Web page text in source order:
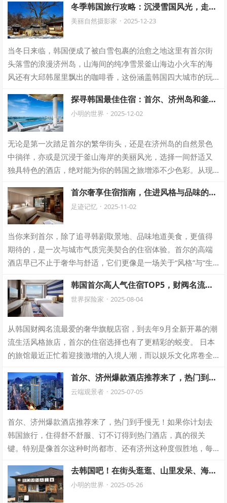
冬季韩国旅行攻略：沉浸雪国风光，走进
韩剧同款场景
美丽自然摄影家 · 2025-12-23
当冬日来临，韩国便成了被白雪包裹的治愈之地这里有首尔街
头落雪的浪漫济州岛，山海间的纯净雪景釜山海边小火车的海
风还有大邱韩屋里飘出的咖啡香，这份涵盖韩国四大城市的玩
探寻韩国最佳住宿：首尔、济州岛和釜山
精选酒店推荐
小明的世界 · 2025-12-02
无论是第一次踏足首尔的繁华街头，还是在济州岛的自然景色
中徜徉，亦或是沉浸于釜山海岸的美丽风光，选择一间舒适又
独具特色的酒店，绝对能为你的韩国之旅增添不少色彩。从现
首尔奢享住宿指南，住进风格与品味的象
征
足迹记忆 · 2025-11-02
当你来到首尔，除了追寻韩剧取景地、品味地道美食，更值得
期待的，是一次与城市气质完美契合的住宿体验。首尔的高端
酒店早已不止于奢华与舒适，它们更像是一场关于“风格”与“生
韩国首尔高人气住宿TOP5，财阀名流都
在住的酒店
世界探险家 · 2025-08-04
从韩国财阀名流最爱的奢华旗舰店宿，到去年9月全新开幕的潮
流生活风格旅店，首尔的住宿选择也有了更精彩的蜕变。 日本
的旅馆最近正忙着迎接激增的入境人潮，而以娱乐文化席卷全
首尔、济州爆款酒店推荐来了，热门到手
慢无！
云端观景者 · 2025-07-05
首尔、济州爆款酒店推荐来了，热门到手慢无！如果你计划去
韩国旅行，住得舒不舒服、订不订得到热门酒店，真的很关
键。特别是像首尔这种时尚都市、还有济州这种度假胜地，每
去韩国吧！在街头逛逛、山里发呆、海边
晒太阳，把心事晾一整天！
小明的世界 · 2025-05-26